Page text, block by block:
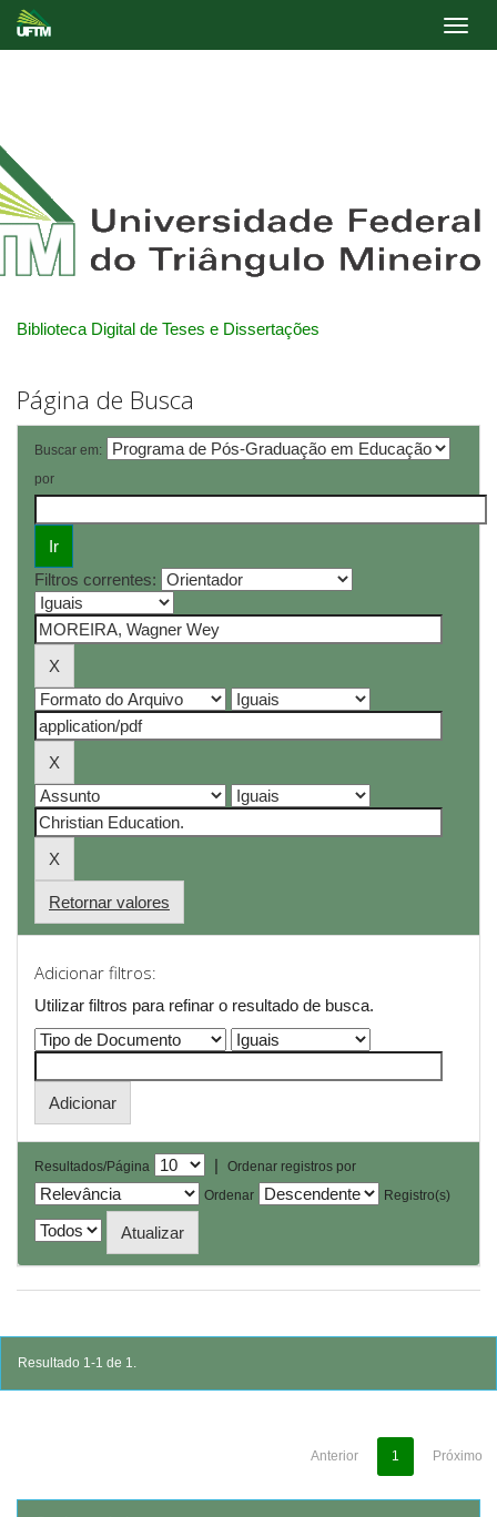
Biblioteca Digital de Teses e Dissertações
Página de Busca
Buscar em:
por
Filtros correntes:
Retornar valores
Adicionar filtros:
Utilizar filtros para refinar o resultado de busca.
Resultados/Página |
Ordenar registros por
Ordenar
Registro(s)
Resultado 1-1 de 1.
Anterior 1 Próximo